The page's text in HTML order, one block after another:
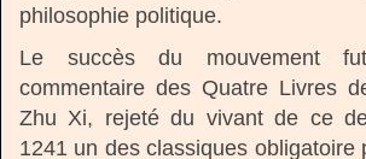
philosophie politique.
Le succès du mouvement
commentaire des Quatre Livres
Zhu Xi, rejeté du vivant de ce
1241 un des classiques obligatoire